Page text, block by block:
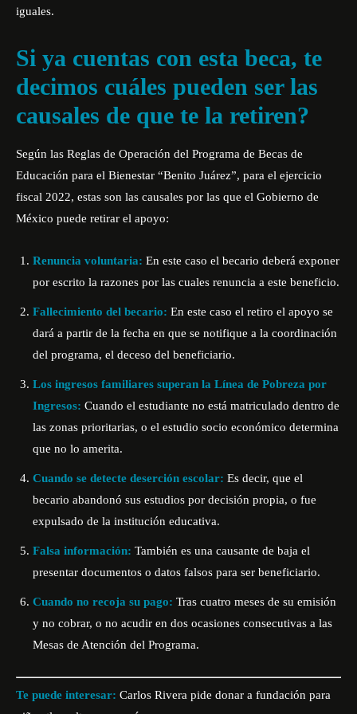
iguales.
Si ya cuentas con esta beca, te
decimos cuáles pueden ser las
causales de que te la retiren?
Según las Reglas de Operación del Programa de Becas de
Educación para el Bienestar “Benito Juárez”, para el ejercicio
fiscal 2022, estas son las causales por las que el Gobierno de
México puede retirar el apoyo:
Renuncia voluntaria: En este caso el becario deberá exponer
por escrito la razones por las cuales renuncia a este beneficio.
Fallecimiento del becario: En este caso el retiro el apoyo se
dará a partir de la fecha en que se notifique a la coordinación
del programa, el deceso del beneficiario.
Los ingresos familiares superan la Línea de Pobreza por
Ingresos: Cuando el estudiante no está matriculado dentro de
las zonas prioritarias, o el estudio socio económico determina
que no lo amerita.
Cuando se detecte deserción escolar: Es decir, que el
becario abandonó sus estudios por decisión propia, o fue
expulsado de la institución educativa.
Falsa información: También es una causante de baja el
presentar documentos o datos falsos para ser beneficiario.
Cuando no recoja su pago: Tras cuatro meses de su emisión
y no cobrar, o no acudir en dos ocasiones consecutivas a las
Mesas de Atención del Programa.
Te puede interesar: Carlos Rivera pide donar a fundación para